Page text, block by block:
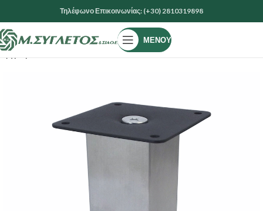
Τηλέφωνο Επικοινωνίας: (+30) 2810319898
ΜΕΝΟΎ
Αρχική σελίδα ΕΙΔΗ ΚΙΓΚΑΛΕΡΙΑΣ ΠΟΔΙΑ